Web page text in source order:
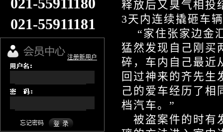
021-55911181
注册新用户
忘记密码
释放后又臭气相投
3天内连续撬砸车
“家住张家边金
猛然发现自己刚买
碎，车内自己最近
回过神来的齐先生
己的爱车经历了相
档汽车。”
被盗案件的时有